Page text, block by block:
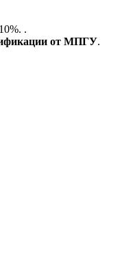
.
от МПГУ.